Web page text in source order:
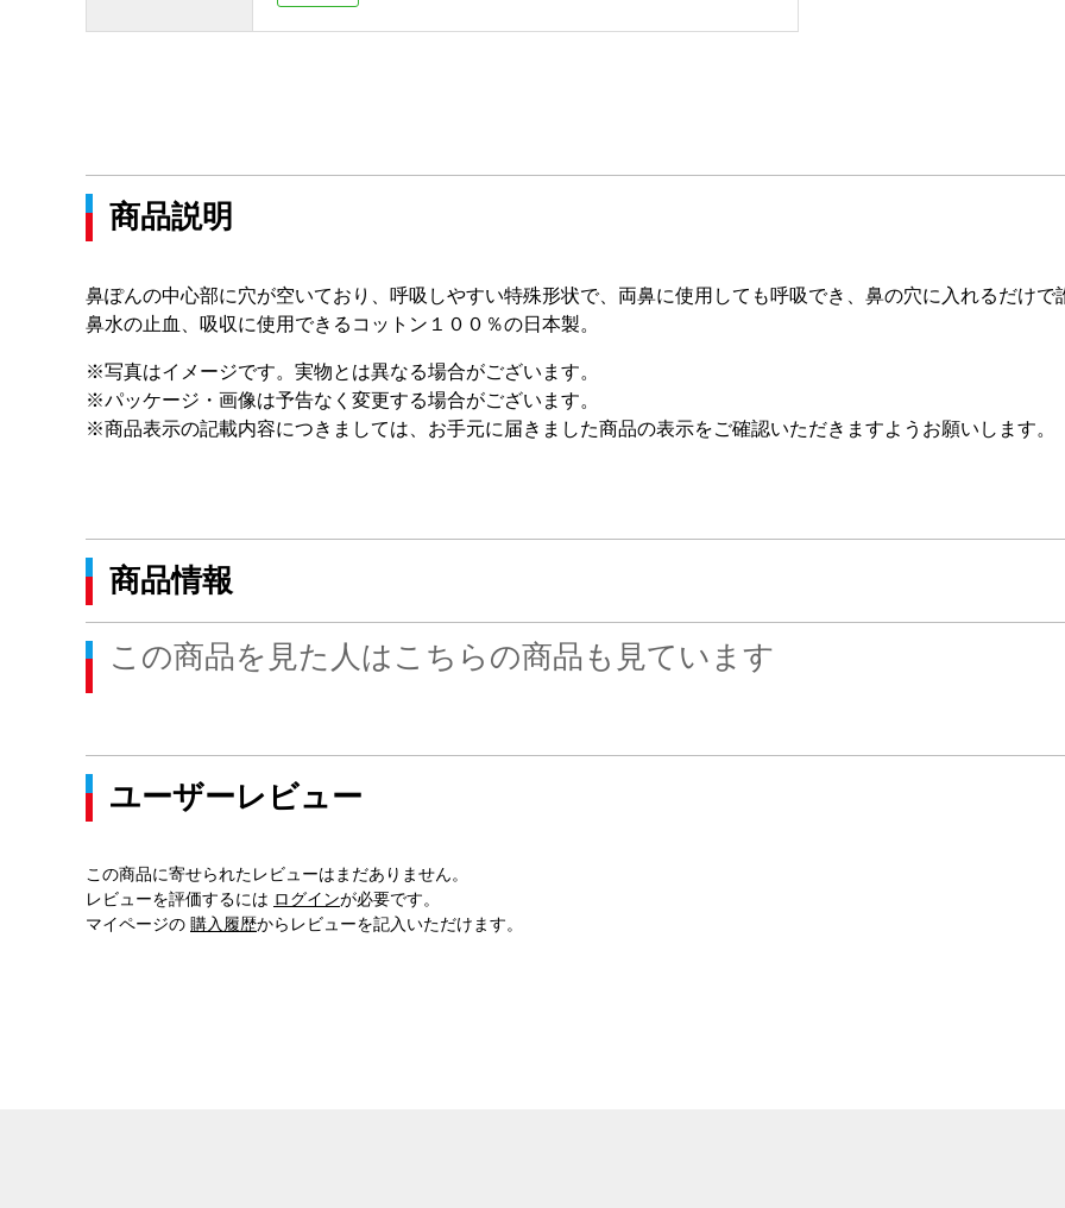
商品説明
鼻ぽんの中心部に穴が空いており、呼吸しやすい特殊形状で、両鼻に使用しても呼吸でき、鼻の穴に入れるだけで
鼻水の止血、吸収に使用できるコットン１００％の日本製。
※写真はイメージです。実物とは異なる場合がございます。
※パッケージ・画像は予告なく変更する場合がございます。
※商品表示の記載内容につきましては、お手元に届きました商品の表示をご確認いただきますようお願いします。
商品情報
この商品を見た人はこちらの商品も見ています
ユーザーレビュー
この商品に寄せられたレビューはまだありません。
レビューを評価するには ログインが必要です。
マイページの 購入履歴からレビューを記入いただけます。